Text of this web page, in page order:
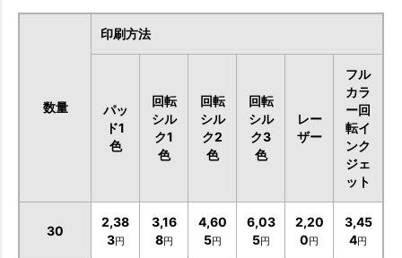
数量
印刷方法
パッ
ド1
色
回転
シル
ク1
色
回転
シル
ク2
色
回転
シル
ク3
色
レー
ザー
フル
カラ
ー回
転イ
ンク
ジェ
ット
30
2,38
3円
3,16
8円
4,60
5円
6,03
5円
2,20
0円
3,45
4円